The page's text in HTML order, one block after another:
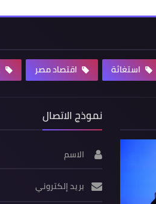
استغاثة اقتصاد مصر
نموذج الاتصال
الاسم
بريد إلكتروني